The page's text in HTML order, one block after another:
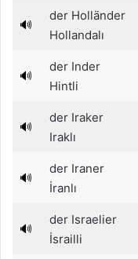
🔊
der Holländer
Hollandalı
🔊
der Inder
Hintli
🔊
der Iraker
Iraklı
🔊
der Iraner
İranlı
🔊
der Israelier
İsrailli